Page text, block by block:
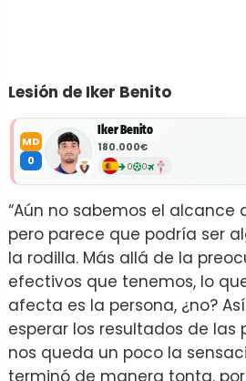
Lesión de Iker Benito
MD
0
Iker Benito
180.000€
0 0
“Aún no sabemos el alcance
pero parece que podría ser
la rodilla. Más allá de la
efectivos que tenemos, lo
afecta es la persona, ¿no?
esperar los resultados de las
nos queda un poco la
terminó de manera tonta,